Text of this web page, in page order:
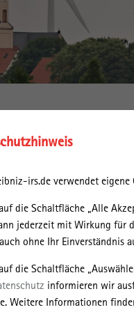
irs.de verwendet
die Schaltfläche „Alle
jederzeit mit Wirkung für
ohne Ihr Einverständnis
die Schaltfläche
informieren wir
Weitere Informationen
Research – UFZ
25 September 2018, the
with a special focus on
renewable energies is
production patterns
sustainability challenges,
supply and social
and exploring potential
the regional,
and other system
dimensions. Based on